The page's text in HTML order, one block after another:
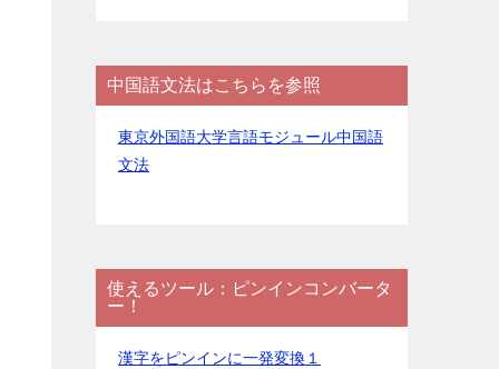
中国語文法はこちらを参照
東京外国語大学言語モジュール中国語
文法
使えるツール：ピンインコンバータ
ー！
漢字をピンインに一発変換１